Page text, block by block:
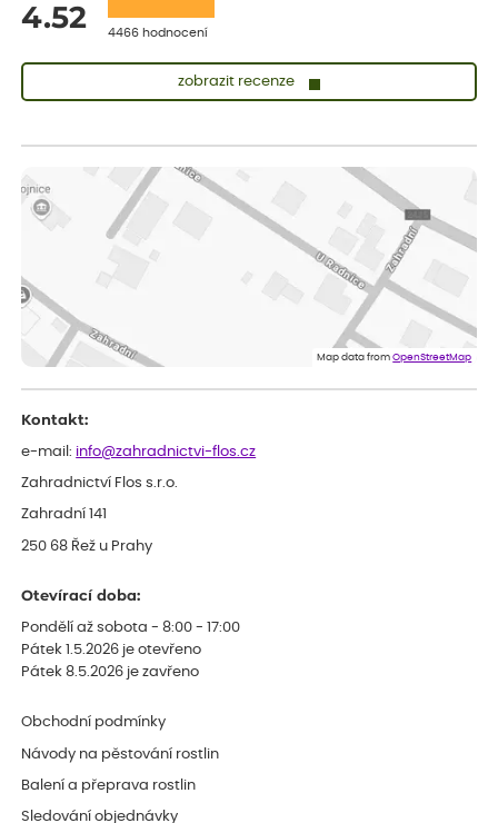
4.52 4466 hodnocení
zobrazit recenze
Vše v pořádku, jsem spokojena.
ověřený nákup
Rostlina mi přišla v dobrém stavu, jsem spokojená.
Zuzana
Spokojenost s dodáním kvalitních rostlin
Map data fromOpenStreetMap
Kontakt:
e-mail: info@zahradnictvi-flos.cz
Zahradnictví Flos s.r.o.
Zahradní 141
250 68 Řež u Prahy
Otevírací doba:
Pondělí až sobota - 8:00 - 17:00
Pátek 1.5.2026 je otevřeno
Pátek 8.5.2026 je zavřeno
Obchodní podmínky
Návody na pěstování rostlin
Balení a přeprava rostlin
Sledování objednávky